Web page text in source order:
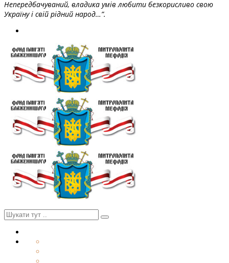
Непередбачуваний, владика умів любити безкорисливо свою
Україну і свій рідний народ…”.